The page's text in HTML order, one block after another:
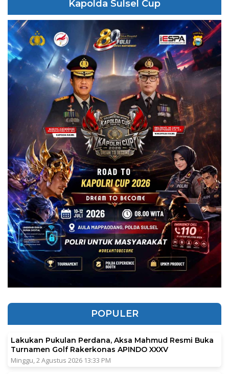
Kapolda Sulsel Cup
POPULER
Lakukan Pukulan Perdana, Aksa Mahmud Resmi Buka
Turnamen Golf Rakerkonas APINDO XXXV
Minggu, 2 Agustus 2026 13:33 PM